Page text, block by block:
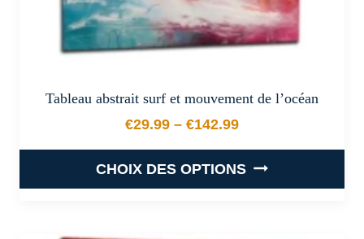
produit
Tableau abstrait surf et mouvement de l’océan
€29.99 – €142.99
Plage de prix : €29.99 à
CHOIX DES OPTIONS